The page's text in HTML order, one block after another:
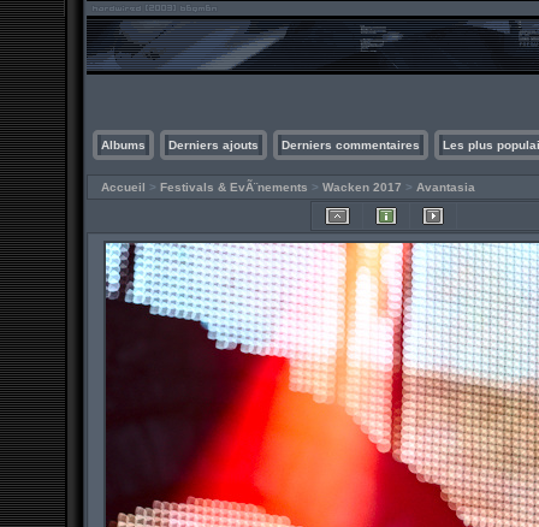
Albums Derniers ajouts Derniers commentaires Les plus
Accueil > Festivals & EvÃ¨nements > Wacken 2017 > Avantasia